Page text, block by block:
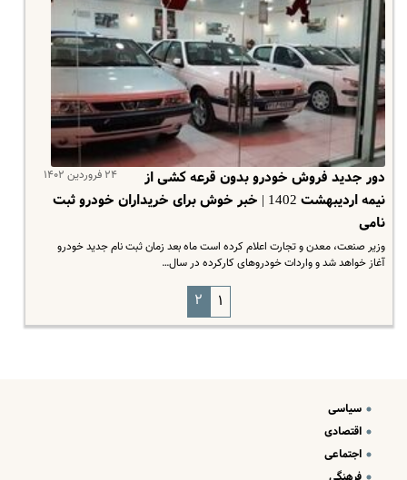
۲۴ فروردین ۱۴۰۲
دور جدید فروش خودرو بدون قرعه کشی از
نیمه اردیبهشت 1402 | خبر خوش برای خریداران خودرو ثبت
نامی
وزیر صنعت، معدن و تجارت اعلام کرده است ماه بعد زمان ثبت نام جدید خودرو
آغاز خواهد شد و واردات خودروهای کارکرده در سال…
۱ ۲
سیاسی
اقتصادی
اجتماعی